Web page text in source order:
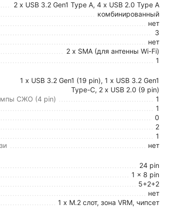
2 x USB 3.2 Gen1 Type A, 4 x USB 2.0 Type A
комбинированный
нет
3
нет
2 x SMA (для антенны Wi-Fi)
1
1 x USB 3.2 Gen1 (19 pin), 1 х USB 3.2 Gen1
Type-C, 2 x USB 2.0 (9 pin)
СЖО (4 pin)
1
1
0
2
1
нет
24 pin
1 x 8 pin
5+2+2
нет
1 x M.2 слот, зона VRM, чипсет